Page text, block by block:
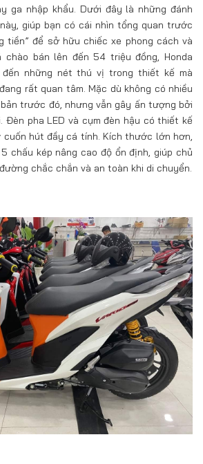
ga nhập khẩu. Dưới đây là những đánh
giúp bạn có cái nhìn tổng quan trước
tiền” để sở hữu chiếc xe phong cách và
bán lên đến 54 triệu đồng, Honda
đến những nét thú vị trong thiết kế mà
rất quan tâm. Mặc dù không có nhiều
trước đó, nhưng vẫn gây ấn tượng bởi
Đèn pha LED và cụm đèn hậu có thiết kế
hút đầy cá tính. Kích thước lớn hơn,
chấu kép nâng cao độ ổn định, giúp chủ
chắc chắn và an toàn khi di chuyển.